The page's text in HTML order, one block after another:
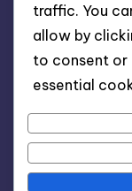
Meidän tarinamme
traffic. You
allow by
to consent or
essential